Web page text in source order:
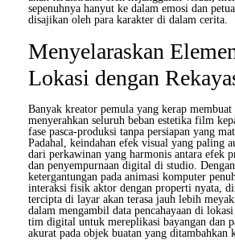
sepenuhnya hanyut ke dalam emosi dan
disajikan oleh para karakter di dalam cerita.
Menyelaraskan
Lokasi dengan
Banyak kreator pemula yang kerap membuat
menyerahkan seluruh beban estetika film
fase pasca-produksi tanpa persiapan yang
Padahal, keindahan efek visual yang paling
dari perkawinan yang harmonis antara efek
dan penyempurnaan digital di studio.
ketergantungan pada animasi komputer
interaksi fisik aktor dengan properti nyata,
tercipta di layar akan terasa jauh lebih
dalam mengambil data pencahayaan di
tim digital untuk mereplikasi bayangan dan
akurat pada objek buatan yang ditambahkan